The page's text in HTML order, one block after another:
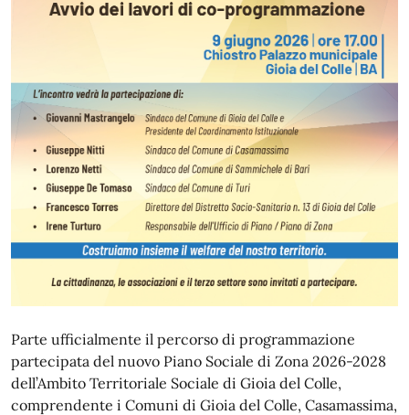
Parte ufficialmente il percorso di programmazione
partecipata del nuovo Piano Sociale di Zona 2026-2028
dell’Ambito Territoriale Sociale di Gioia del Colle,
comprendente i Comuni di Gioia del Colle, Casamassima,